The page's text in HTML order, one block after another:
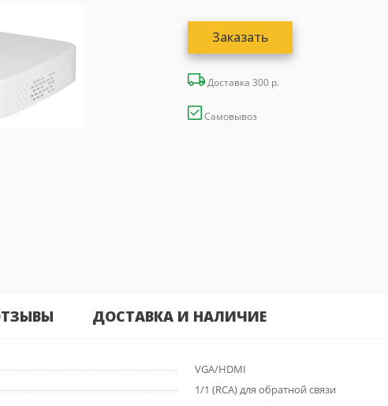
Заказать
Доставка 300 р.
Самовывоз
ДОСТАВКА И НАЛИЧИЕ
VGA/HDMI
1/1 (RCA) для обратной связи